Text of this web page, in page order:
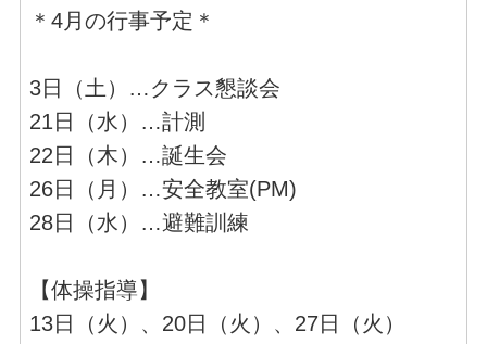
＊4月の行事予定＊
3日（土）…クラス懇談会
21日（水）…計測
22日（木）…誕生会
26日（月）…安全教室(PM)
28日（水）…避難訓練
【体操指導】
13日（火）、20日（火）、27日（火）